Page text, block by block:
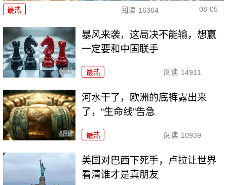
最热 阅读 16364 08-05
暴风来袭，这局决不能输，想赢
一定要和中国联手
最热 阅读 14911
河水干了，欧洲的底裤露出来
了，“生命线”告急
最热 阅读 10939
美国对巴西下死手，卢拉让世界
看清谁才是真朋友